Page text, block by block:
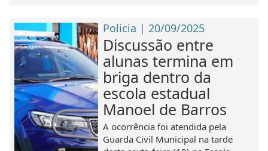
Policia | 20/09/2025
Discussão entre
alunas termina em
briga dentro da
escola estadual
Manoel de Barros
A ocorrência foi atendida pela
Guarda Civil Municipal na tarde